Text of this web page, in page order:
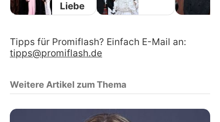
Liebe
Tipps für Promiflash? Einfach E-Mail an:
tipps@promiflash.de
Weitere Artikel zum Thema